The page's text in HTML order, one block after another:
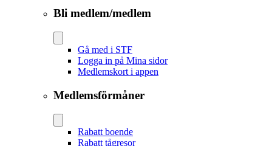
Bli medlem/medlem
Gå med i STF
Logga in på Mina sidor
Medlemskort i appen
Medlemsförmåner
Rabatt boende
Rabatt tågresor